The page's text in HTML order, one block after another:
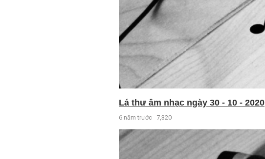
Lá thư âm nhạc ngày 30 - 10 - 2020
6 năm trước 7,320